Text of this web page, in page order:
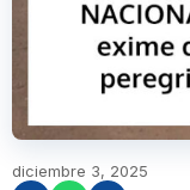
diciembre 3, 2025